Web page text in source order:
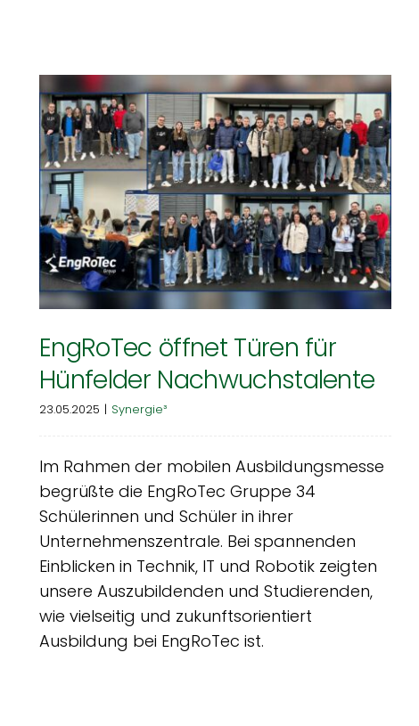
EngRoTec öffnet Türen für
Hünfelder Nachwuchstalente
23.05.2025 | Synergie³
Im Rahmen der mobilen Ausbildungsmesse
begrüßte die EngRoTec Gruppe 34
Schülerinnen und Schüler in ihrer
Unternehmenszentrale. Bei spannenden
Einblicken in Technik, IT und Robotik zeigten
unsere Auszubildenden und Studierenden,
wie vielseitig und zukunftsorientiert
Ausbildung bei EngRoTec ist.